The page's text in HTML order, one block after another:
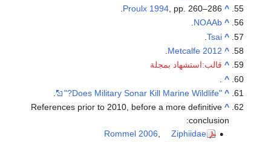
^
Proulx 1994 , pp. 260–286.
^
NOAAb
^
Tsai
.
^
Metcalfe 2012
^ قالب:استشهاد بمجلة
^
^
"Does Military Sonar Kill Marine Wildlife?"
^
References prior to 2010, before a more definitive
conclusion:
Rommel 2006,
Ziphiidae